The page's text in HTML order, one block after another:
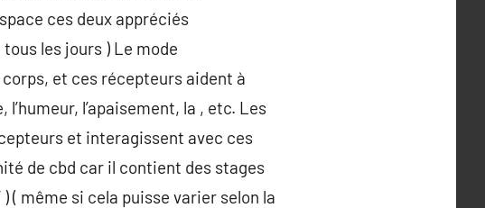
ces deux appréciés
les jours ) Le mode
et ces récepteurs aident à
l’apaisement, la , etc. Les
et interagissent avec ces
de cbd car il contient des stages
( même si cela puisse varier selon la